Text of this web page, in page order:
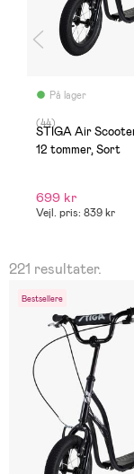
På lager
(44)
STIGA Air
12 tommer, Sort
699 kr
Vejl. pris: 839 kr
221 resultater.
Bestsellere